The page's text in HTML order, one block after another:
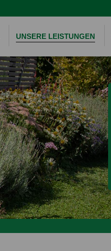
UNSERE LEISTUNGEN